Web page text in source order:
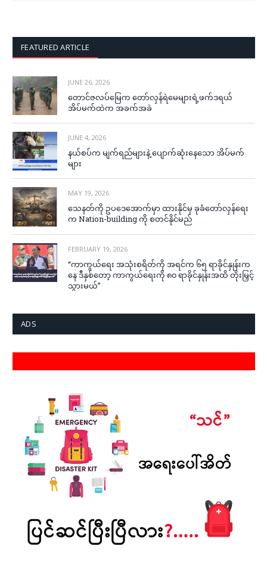
FEATURED ARTICLE
JUNE 26, 2026
တောင်ဇလပ်မြေက တော်လှန်ရဲမေများရဲ့ဖက်ဒရယ်
အိပ်မက်ထဲက အခက်အခဲ
JUNE 4, 2026
နယ်စပ်က မျက်ရည်များနဲ့ ပျောက်ဆုံးနေသော အိပ်မက်
များ
MAY 19, 2026
သေနတ်ကို ဥပဒေအောက်မှာ ထားနိုင်မှ ခုခံတော်လှန်ရေး
က Nation-building ကို စတင်နိုင်မည်
FEBRUARY 19, 2026
“ကာကွယ်ရေး အသုံးစရိတ်ကို အရင်က ၆၅ ရာခိုင်နှုန်းက
နေ ဒီနှစ်တော့ ကာကွယ်ရေးကို ၈၀ ရာခိုင်နှုန်းအထိ တိုးမြှင့်
သွားမယ်”
ADS